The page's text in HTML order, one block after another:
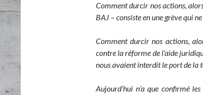
Comment durcir nos actions,
BAJ – consiste en une grève qui
Comment durcir nos actions,
contre la réforme de l’aide
nous avaient interdit le port de la
Aujourd’hui n’a que confirmé